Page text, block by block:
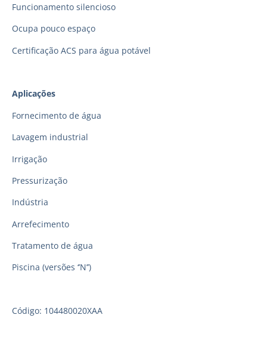
Funcionamento silencioso
Ocupa pouco espaço
Certificação ACS para água potável
Aplicações
Fornecimento de água
Lavagem industrial
Irrigação
Pressurização
Indústria
Arrefecimento
Tratamento de água
Piscina (versões ‘’N’’)
Código: 104480020XAA